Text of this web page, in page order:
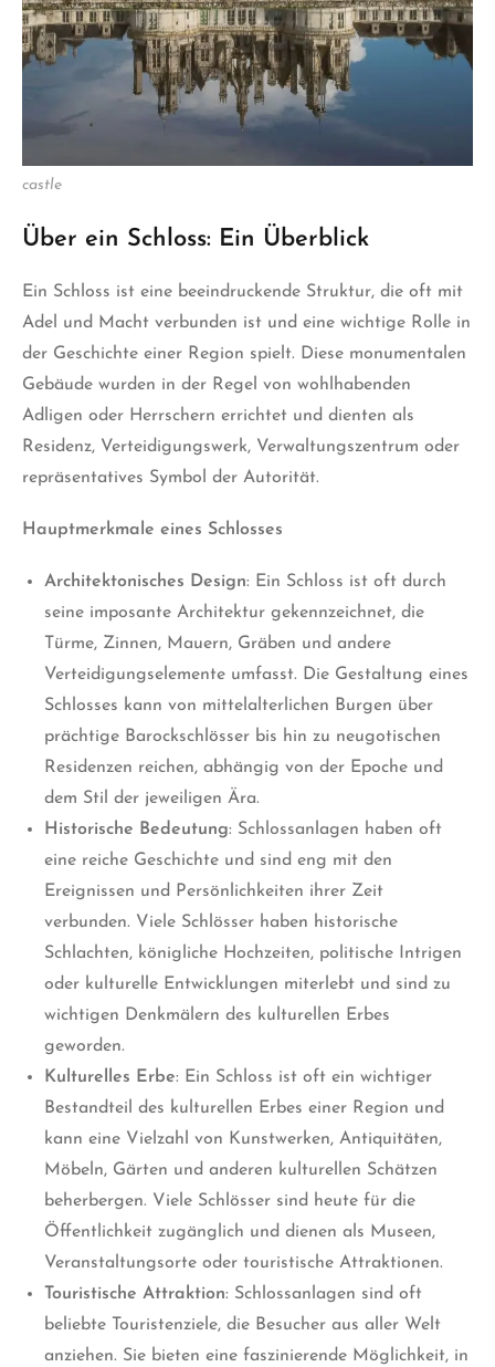
castle
Über ein Schloss: Ein Überblick
Ein Schloss ist eine beeindruckende Struktur, die oft mit
Adel und Macht verbunden ist und eine wichtige Rolle in
der Geschichte einer Region spielt. Diese monumentalen
Gebäude wurden in der Regel von wohlhabenden
Adligen oder Herrschern errichtet und dienten als
Residenz, Verteidigungswerk, Verwaltungszentrum oder
repräsentatives Symbol der Autorität.
Hauptmerkmale eines Schlosses
Architektonisches Design: Ein Schloss ist oft durch
seine imposante Architektur gekennzeichnet, die
Türme, Zinnen, Mauern, Gräben und andere
Verteidigungselemente umfasst. Die Gestaltung eines
Schlosses kann von mittelalterlichen Burgen über
prächtige Barockschlösser bis hin zu neugotischen
Residenzen reichen, abhängig von der Epoche und
dem Stil der jeweiligen Ära.
Historische Bedeutung: Schlossanlagen haben oft
eine reiche Geschichte und sind eng mit den
Ereignissen und Persönlichkeiten ihrer Zeit
verbunden. Viele Schlösser haben historische
Schlachten, königliche Hochzeiten, politische Intrigen
oder kulturelle Entwicklungen miterlebt und sind zu
wichtigen Denkmälern des kulturellen Erbes
geworden.
Kulturelles Erbe: Ein Schloss ist oft ein wichtiger
Bestandteil des kulturellen Erbes einer Region und
kann eine Vielzahl von Kunstwerken, Antiquitäten,
Möbeln, Gärten und anderen kulturellen Schätzen
beherbergen. Viele Schlösser sind heute für die
Öffentlichkeit zugänglich und dienen als Museen,
Veranstaltungsorte oder touristische Attraktionen.
Touristische Attraktion: Schlossanlagen sind oft
beliebte Touristenziele, die Besucher aus aller Welt
anziehen. Sie bieten eine faszinierende Möglichkeit, in